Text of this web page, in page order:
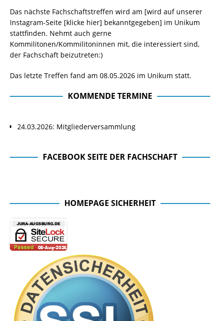
Das nächste Fachschaftstreffen wird am [wird auf unserer
Instagram-Seite [klicke hier] bekanntgegeben] im Unikum
stattfinden. Nehmt auch gerne
Kommilitonen/Kommilitoninnen mit, die interessiert sind,
der Fachschaft beizutreten:)
Das letzte Treffen fand am 08.05.2026 im Unikum statt.
KOMMENDE TERMINE
24.03.2026: Mitgliederversammlung
FACEBOOK SEITE DER FACHSCHAFT
HOMEPAGE SICHERHEIT